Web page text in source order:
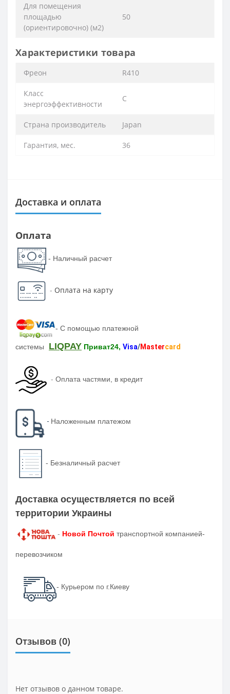
Для помещения
площадью
(ориентировочно) (м2)
50
Характеристики товара
Фреон R410
Класс
энергоэффективности
C
Страна производитель Japan
Гарантия, мес. 36
Доставка и оплата
Оплата
- Наличный расчет
- Оплата на карту
- С помощью платежной
системы LIQPAY Приват24, Visa/Mastercard
- Оплата частями, в кредит
- Наложенным платежом
- Безналичный расчет
Доставка осуществляется по всей
территории Украины
- Новой Почтой транспортной компанией-
перевозчиком
- Курьером по г.Киеву
Отзывов (0)
Нет отзывов о данном товаре.